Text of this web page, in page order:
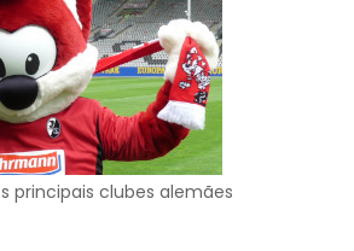
principais clubes alemães